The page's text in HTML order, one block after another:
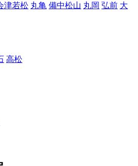
津若松 丸亀 備中松山 丸岡 弘前 大
高松